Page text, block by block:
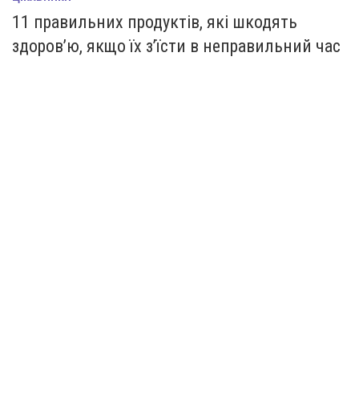
11 правильних продуктів, які шкодять
здоров’ю, якщо їх з’їсти в неправильний час